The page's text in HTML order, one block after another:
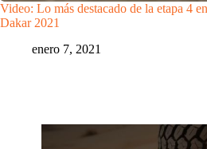
Video: Lo más destacado de la etapa 4
Dakar 2021
enero 7, 2021